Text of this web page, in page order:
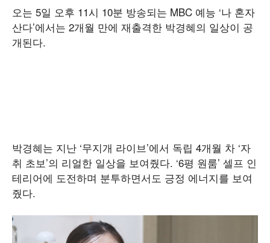
오는 5일 오후 11시 10분 방송되는 MBC 예능 ‘나 혼자
산다’에서는 2개월 만에 재출격한 박경혜의 일상이 공
개된다.
박경혜는 지난 ‘무지개 라이브’에서 독립 4개월 차 ‘자
취 초보’의 리얼한 일상을 보여줬다. ‘6평 원룸’ 셀프 인
테리어에 도전하며 분투하면서도 긍정 에너지를 보여
줬다.